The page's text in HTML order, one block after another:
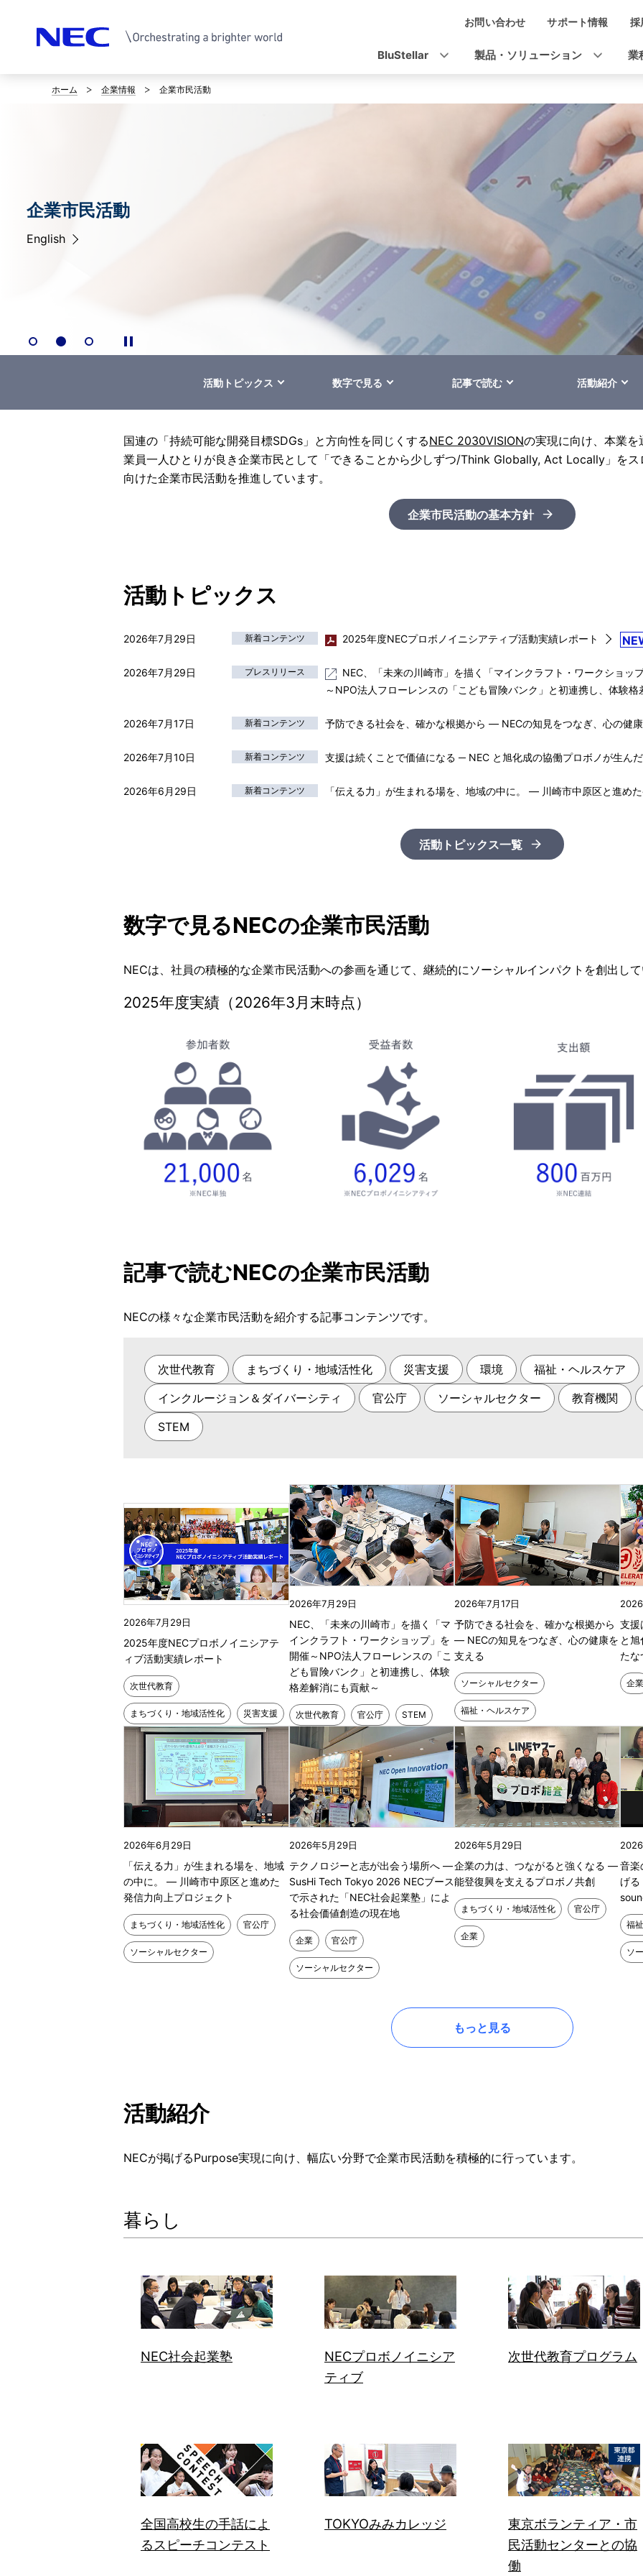
ゲ
ー
お問い合わせ サポート情報 採
BluStellar 製品・ソリューション 業
サ
の
現
ホーム 企業情報 企業市民活動
企業市民活動
English
企業市民活動
English
企業市民活動
English
企業市民活動
English
企業市民活動
English
活動トピックス 数字で見る 記事で読む 活動紹介
国連の「持続可能な開発目標SDGs」と方向性を同じくするNEC 2030VISIONの実現に向け、本業
業員一人ひとりが良き企業市民として「できることから少しずつ/Think Globally, Act Locally」を
向けた企業市民活動を推進しています。
企業市民活動の基本方針
活動トピックス
2026年7月29日 新着コンテンツ 2025年度NECプロボノイニシアティブ活動実績レポート
2026年7月29日 プレスリリース
NEC、「未来の川崎市」を描く「マインクラフト・ワークショッ
～NPO法人フローレンスの「こども冒険バンク」と初連携し、体験格
2026年7月17日 新着コンテンツ 予防できる社会を、確かな根拠から ― NECの知見をつなぎ、心の健
2026年7月10日 新着コンテンツ 支援は続くことで価値になる ─ NEC と旭化成の協働プロボノが生ん
2026年6月29日 新着コンテンツ 「伝える力」が生まれる場を、地域の中に。 ― 川崎市中原区と進め
活動トピックス一覧
数字で見るNECの企業市民活動
NECは、社員の積極的な企業市民活動への参画を通じて、継続的にソーシャルインパクトを創出し
2025年度実績（2026年3月末時点）
記事で読むNECの企業市民活動
NECの様々な企業市民活動を紹介する記事コンテンツです。
次世代教育 まちづくり・地域活性化 災害支援 環境
福祉・ヘルスケア
インクルージョン＆ダイバーシティ
官公庁 ソーシャルセクター
教育機関
STEM
2026年7月29日
2025年度NECプロボノイニシアテ
ィブ活動実績レポート
次世代教育
まちづくり・地域活性化 災害支援
2026年7月29日
NEC、「未来の川崎市」を描く「マ
インクラフト・ワークショップ」を
開催～NPO法人フローレンスの「こ
ども冒険バンク」と初連携し、体験
格差解消にも貢献～
次世代教育 官公庁 STEM
2026年7月17日
予防できる社会を、確かな根拠から
― NECの知見をつなぎ、心の健康を
支える
ソーシャルセクター
福祉・ヘルスケア
支援
と
たな
企業
2026年6月29日
「伝える力」が生まれる場を、地域
の中に。 ― 川崎市中原区と進めた
発信力向上プロジェクト
まちづくり・地域活性化 官公庁
ソーシャルセクター
2026年5月29日
テクノロジーと志が出会う場所へ ―
SusHi Tech Tokyo 2026 NECブース
で示された「NEC社会起業塾」によ
る社会価値創造の現在地
企業 官公庁
ソーシャルセクター
2026年5月29日
企業の力は、つながると強くなる ―
能登復興を支えるプロボノ共創
まちづくり・地域活性化 官公庁
企業
音楽
げ
福
ソ
もっと見る
活動紹介
NECが掲げるPurpose実現に向け、幅広い分野で企業市民活動を積極的に行っています。
暮らし
NEC社会起業塾
NECプロボノイニシア
ティブ
次世代教育プログラム
全国高校生の手話によ
るスピーチコンテスト
TOKYOみみカレッジ
東京ボランティア・市
民活動センターとの協
働